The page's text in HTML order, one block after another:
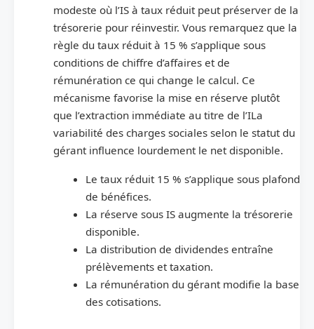
modeste où l’IS à taux réduit peut préserver de la
trésorerie pour réinvestir. Vous remarquez que la
règle du taux réduit à 15 % s’applique sous
conditions de chiffre d’affaires et de
rémunération ce qui change le calcul. Ce
mécanisme favorise la mise en réserve plutôt
que l’extraction immédiate au titre de l’ILa
variabilité des charges sociales selon le statut du
gérant influence lourdement le net disponible.
Le taux réduit 15 % s’applique sous plafond
de bénéfices.
La réserve sous IS augmente la trésorerie
disponible.
La distribution de dividendes entraîne
prélèvements et taxation.
La rémunération du gérant modifie la base
des cotisations.